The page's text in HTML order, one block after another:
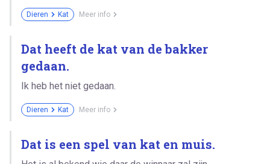
Dieren Kat Meer info
Dat heeft de kat van de bakker
gedaan.
Ik heb het niet gedaan.
Dieren Kat Meer info
Dat is een spel van kat en muis.